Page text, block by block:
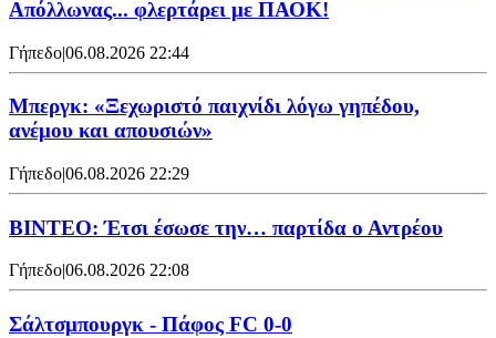
Απόλλωνας... φλερτάρει με ΠΑΟΚ!
Γήπεδο|06.08.2026 22:44
Μπεργκ: «Ξεχωριστό παιχνίδι λόγω γηπέδου,
ανέμου και απουσιών»
Γήπεδο|06.08.2026 22:29
ΒΙΝΤΕΟ: Έτσι έσωσε την… παρτίδα ο Αντρέου
Γήπεδο|06.08.2026 22:08
Σάλτσμπουργκ - Πάφος FC 0-0